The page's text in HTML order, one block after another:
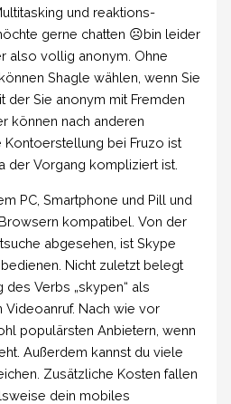
und reaktions­
gerne chatten ☹️bin leider
also vollig anonym. Ohne
Shagle wählen, wenn Sie
der Sie anonym mit Fremden
können nach anderen
Kontoerstellung bei Fruzo ist
der Vorgang kompliziert ist.
PC, Smartphone und Pill und
kompatibel. Von der
abgesehen, ist Skype
Nicht zuletzt belegt
des Verbs „skypen“ als
Videoanruf. Nach wie vor
populärsten Anbietern, wenn
Außerdem kannst du viele
Zusätzliche Kosten fallen
dein mobiles